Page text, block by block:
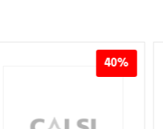
40%